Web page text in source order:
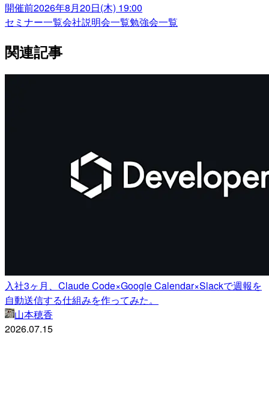
開催前2026年8月20日(木) 19:00
セミナー一覧会社説明会一覧勉強会一覧
関連記事
入社3ヶ月、Claude Code×Google Calendar×Slackで週報を
自動送信する仕組みを作ってみた。
山本穂香
2026.07.15